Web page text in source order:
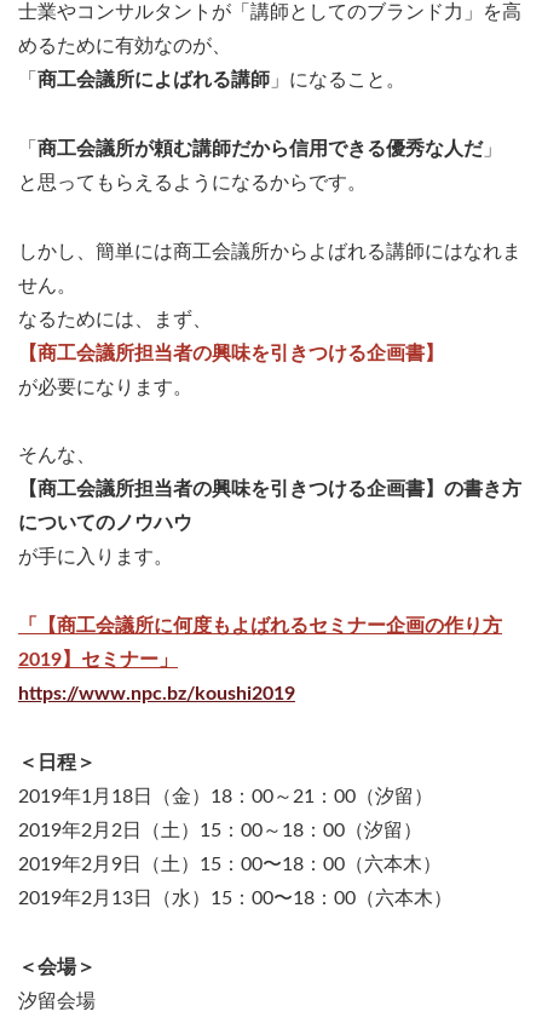
士業やコンサルタントが「講師としてのブランド力」を高
めるために有効なのが、
「 商工会議所によばれる講師 」になること。
「 商工会議所が頼む講師だから信用できる優秀な人だ」
と思ってもらえるようになるからです。
しかし、簡単には商工会議所からよばれる講師にはなれま
せん。
なるためには、まず、
【商工会議所担当者の興味を引きつける企画書】
が必要になります。
そんな、
【商工会議所担当者の興味を引きつける企画書】の書き方
についてのノウハウ
が手に入ります。
「【商工会議所に何度もよばれるセミナー企画の作り方
2019】セミナー」
https://www.npc.bz/koushi2019
＜日程＞
2019年1月18日（金）18：00～21：00（汐留）
2019年2月2日（土）15：00～18：00（汐留）
2019年2月9日（土）15：00〜18：00（六本木）
2019年2月13日（水）15：00〜18：00（六本木）
＜会場＞
汐留会場